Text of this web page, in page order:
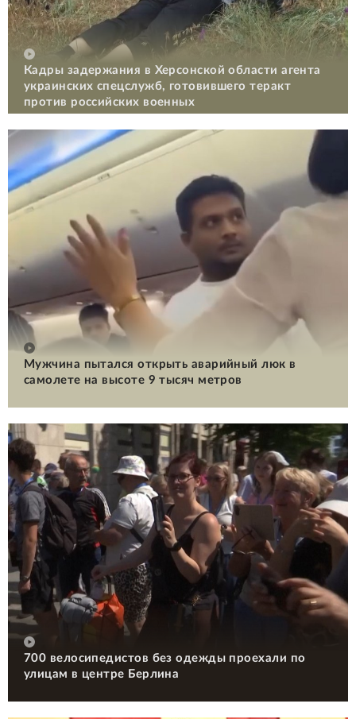
Кадры задержания в Херсонской области агента
украинских спецслужб, готовившего теракт
против российских военных
Мужчина пытался открыть аварийный люк в
самолете на высоте 9 тысяч метров
700 велосипедистов без одежды проехали по
улицам в центре Берлина